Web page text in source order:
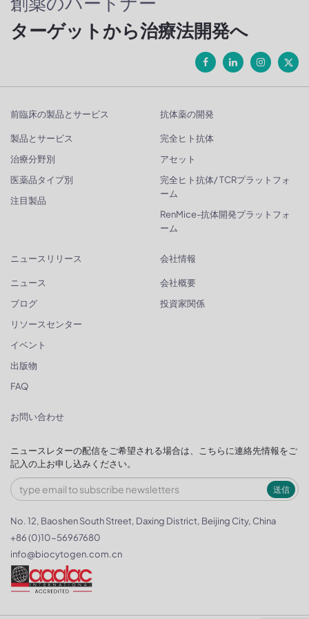
ターゲットから治療法開発へ
前臨床の製品とサービス
製品とサービス
治療分野別
医薬品タイプ別
注目製品
抗体薬の開発
完全ヒト抗体
アセット
完全ヒト抗体/ TCRプラットフォ
ーム
RenMice-抗体開発プラットフォ
ーム
ニュースリリース
ニュース
ブログ
リソースセンター
イベント
出版物
FAQ
会社情報
会社概要
投資家関係
お問い合わせ
ニュースレターの配信をご希望される場合は、こちらに連絡先情報をご
記入の上お申し込みください。
送信
No. 12, Baoshen South Street, Daxing District, Beijing City, China
+86 (0)10-56967680
info@biocytogen.com.cn